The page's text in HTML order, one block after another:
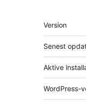
Meta
Version
Senest
Aktive
WordPress-